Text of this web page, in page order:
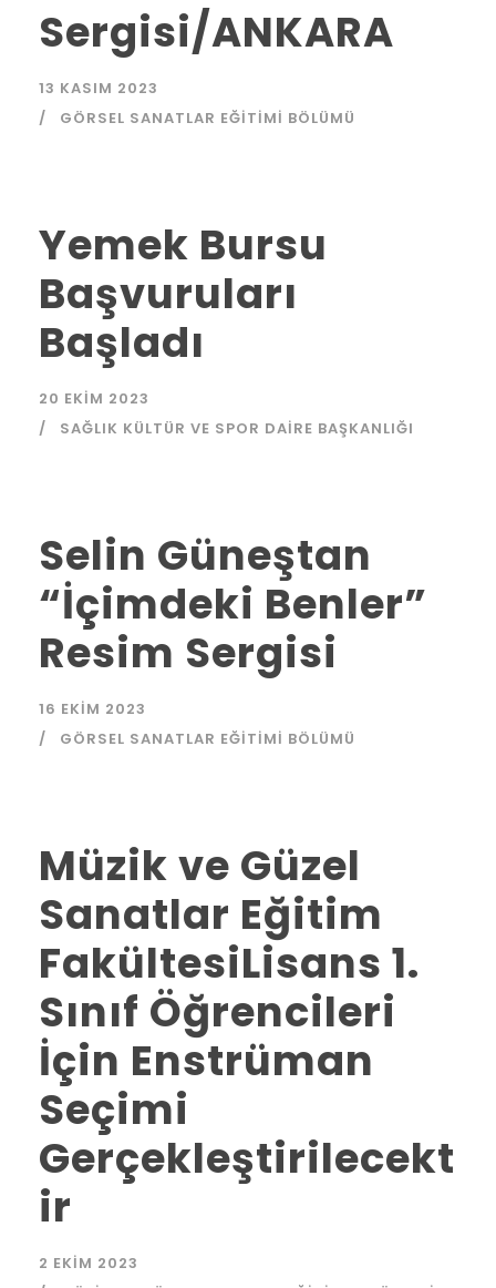
Sergisi/ANKARA
13 KASIM 2023
GÖRSEL SANATLAR EĞITIMI BÖLÜMÜ
Yemek Bursu
Başvuruları
Başladı
20 EKIM 2023
SAĞLIK KÜLTÜR VE SPOR DAIRE BAŞKANLIĞI
Selin Güneştan
“İçimdeki Benler”
Resim Sergisi
16 EKIM 2023
GÖRSEL SANATLAR EĞITIMI BÖLÜMÜ
Müzik ve Güzel
Sanatlar Eğitim
FakültesiLisans 1.
Sınıf Öğrencileri
İçin Enstrüman
Seçimi
Gerçekleştirilecekt
ir
2 EKIM 2023